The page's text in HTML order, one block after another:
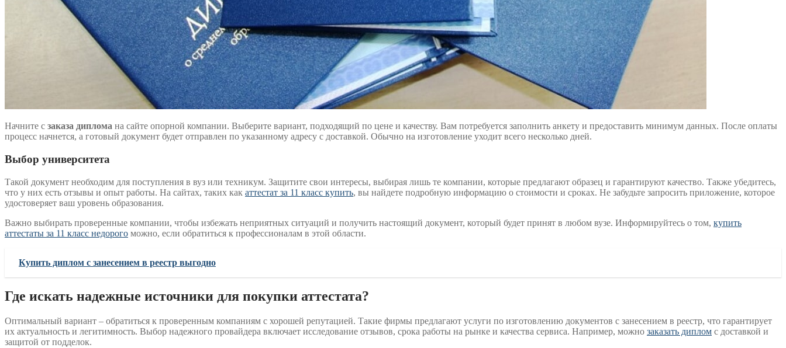
Начните с заказа диплома на сайте опорной компании. Выберите вариант, подходящий по цене и качеству. Вам потребуется заполнить анкету и предоставить минимум данных. После оплаты
процесс начнется, а готовый документ будет отправлен по указанному адресу с доставкой. Обычно на изготовление уходит всего несколько дней.
Выбор университета
Такой документ необходим для поступления в вуз или техникум. Защитите свои интересы, выбирая лишь те компании, которые предлагают образец и гарантируют качество. Также убедитесь,
что у них есть отзывы и опыт работы. На сайтах, таких как аттестат за 11 класс купить, вы найдете подробную информацию о стоимости и сроках. Не забудьте запросить приложение, которое
удостоверяет ваш уровень образования.
Важно выбирать проверенные компании, чтобы избежать неприятных ситуаций и получить настоящий документ, который будет принят в любом вузе. Информируйтесь о том, купить
аттестаты за 11 класс недорого можно, если обратиться к профессионалам в этой области.
Купить диплом с занесением в реестр выгодно
Где искать надежные источники для покупки аттестата?
Оптимальный вариант – обратиться к проверенным компаниям с хорошей репутацией. Такие фирмы предлагают услуги по изготовлению документов с занесением в реестр, что гарантирует
их актуальность и легитимность. Выбор надежного провайдера включает исследование отзывов, срока работы на рынке и качества сервиса. Например, можно заказать диплом с доставкой и
защитой от подделок.